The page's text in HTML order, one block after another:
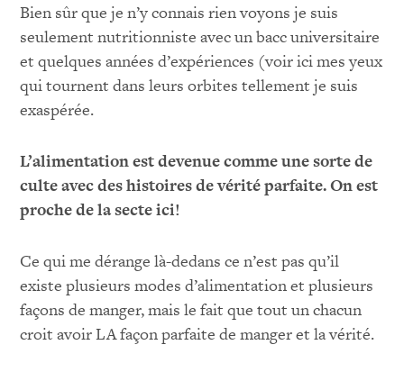
Bien sûr que je n’y connais rien voyons je suis
seulement nutritionniste avec un bacc universitaire
et quelques années d’expériences (voir ici mes yeux
qui tournent dans leurs orbites tellement je suis
exaspérée.
L’alimentation est devenue comme une sorte de
culte avec des histoires de vérité parfaite. On est
proche de la secte ici!
Ce qui me dérange là-dedans ce n’est pas qu’il
existe plusieurs modes d’alimentation et plusieurs
façons de manger, mais le fait que tout un chacun
croit avoir LA façon parfaite de manger et la vérité.